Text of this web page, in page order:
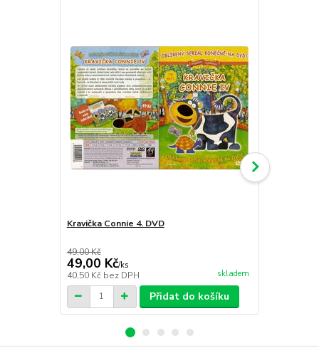
Kravička Connie 4. DVD
49,00 Kč
49,00 Kč/ks
40,50 Kč bez DPH skladem
Přidat do košíku